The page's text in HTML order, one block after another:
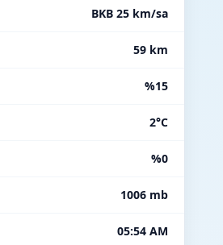
BKB 25 km/sa
59 km
%15
2°C
%0
1006 mb
05:54 AM